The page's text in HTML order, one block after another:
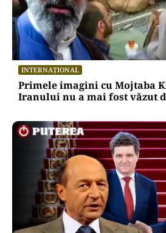
INTERNAȚIONAL
Primele imagini cu Mojtaba
Iranului nu a mai fost văzut